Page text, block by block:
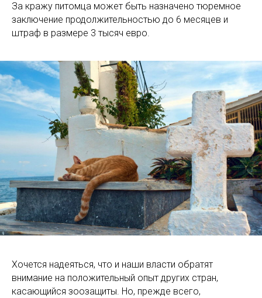
За кражу питомца может быть назначено тюремное
заключение продолжительностью до 6 месяцев и
штраф в размере 3 тысяч евро.
Хочется надеяться, что и наши власти обратят
внимание на положительный опыт других стран,
касающийся зоозащиты. Но, прежде всего,